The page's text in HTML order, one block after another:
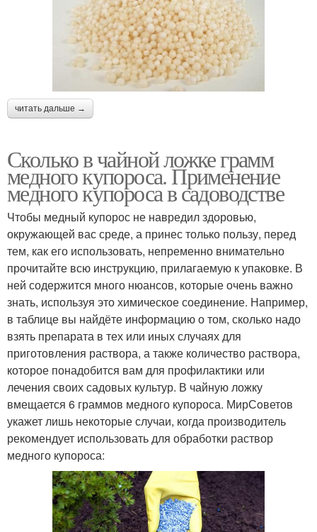
читать дальше →
Сколько в чайной ложке грамм
медного купороса. Применение
медного купороса в садоводстве
Чтобы медный купорос не навредил здоровью,
окружающей вас среде, а принес только пользу, перед
тем, как его использовать, непременно внимательно
прочитайте всю инструкцию, прилагаемую к упаковке. В
ней содержится много нюансов, которые очень важно
знать, используя это химическое соединение. Например,
в таблице вы найдёте информацию о том, сколько надо
взять препарата в тех или иных случаях для
приготовления раствора, а также количество раствора,
которое понадобится вам для профилактики или
лечения своих садовых культур. В чайную ложку
вмещается 6 граммов медного купороса. МирСoветов
укажет лишь некоторые случаи, когда производитель
рекомендует использовать для обработки раствор
медного купороса: